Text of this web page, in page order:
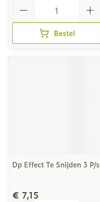
Bestel
Dp Effect Te Snijden 3 P/s
€ 7,15